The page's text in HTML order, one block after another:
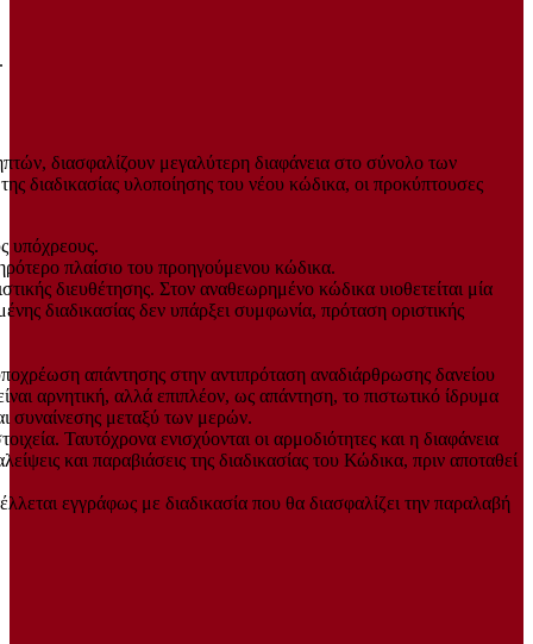
διασφαλίζουν μεγαλύτερη διαφάνεια στο σύνολο των
διαδικασίας υλοποίησης του νέου κώδικα, οι προκύπτουσες
υπόχρεους.
πλαίσιο του προηγούμενου κώδικα.
διευθέτησης. Στον αναθεωρημένο κώδικα υιοθετείται μία
διαδικασίας δεν υπάρξει συμφωνία, πρόταση οριστικής
απάντησης στην αντιπρόταση αναδιάρθρωσης δανείου
αρνητική, αλλά επιπλέον, ως απάντηση, το πιστωτικό ίδρυμα
συναίνεσης μεταξύ των μερών.
Ταυτόχρονα ενισχύονται οι αρμοδιότητες και η διαφάνεια
και παραβιάσεις της διαδικασίας του Κώδικα, πριν αποταθεί
εγγράφως με διαδικασία που θα διασφαλίζει την παραλαβή